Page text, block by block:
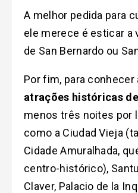
A melhor pedida para
ele merece é esticar a
de San Bernardo ou
Por fim, para conhecer
atrações históricas
menos três noites por
como a Ciudad Vieja
Cidade Amuralhada,
centro-histórico),
Claver, Palacio de la